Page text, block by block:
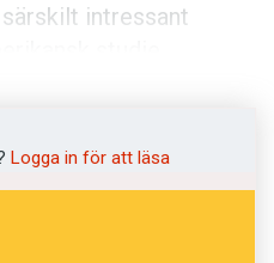
intressant
under ett samtal
Logga in för att läsa